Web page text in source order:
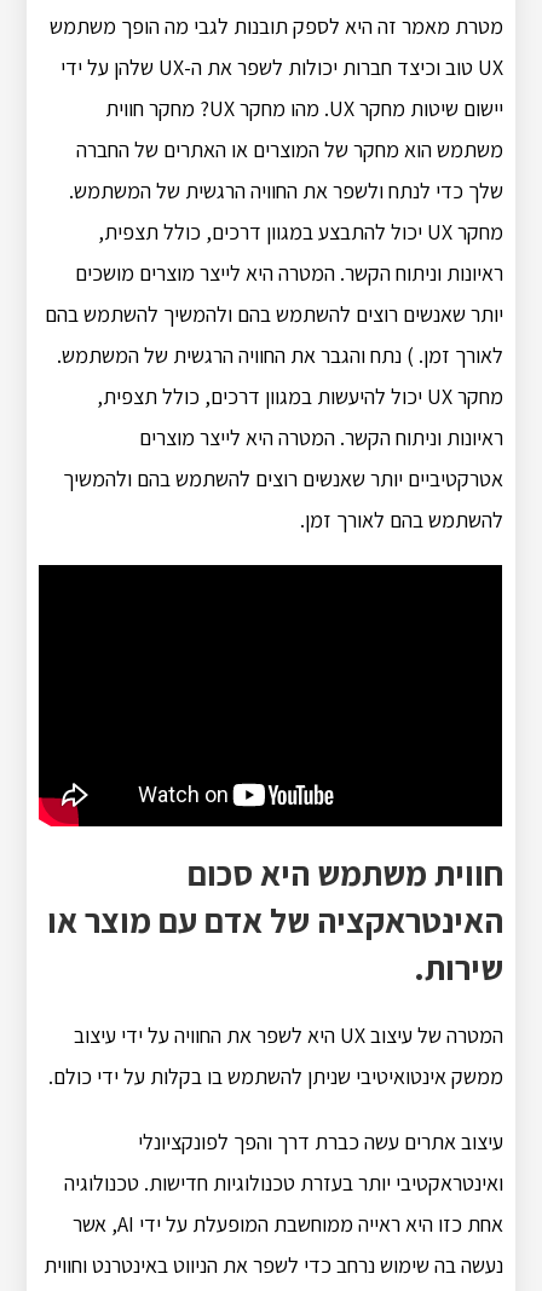
מטרת מאמר זה היא לספק תובנות לגבי מה הופך משתמש
UX טוב וכיצד חברות יכולות לשפר את ה-UX שלהן על ידי
יישום שיטות מחקר UX. מהו מחקר UX? מחקר חווית
משתמש הוא מחקר של המוצרים או האתרים של החברה
שלך כדי לנתח ולשפר את החוויה הרגשית של המשתמש.
מחקר UX יכול להתבצע במגוון דרכים, כולל תצפית,
ראיונות וניתוח הקשר. המטרה היא לייצר מוצרים מושכים
יותר שאנשים רוצים להשתמש בהם ולהמשיך להשתמש בהם
לאורך זמן. ) נתח והגבר את החוויה הרגשית של המשתמש.
מחקר UX יכול להיעשות במגוון דרכים, כולל תצפית,
ראיונות וניתוח הקשר. המטרה היא לייצר מוצרים
אטרקטיביים יותר שאנשים רוצים להשתמש בהם ולהמשיך
להשתמש בהם לאורך זמן.
חווית משתמש היא סכום
האינטראקציה של אדם עם מוצר או
שירות.
המטרה של עיצוב UX היא לשפר את החוויה על ידי עיצוב
ממשק אינטואיטיבי שניתן להשתמש בו בקלות על ידי כולם.
עיצוב אתרים עשה כברת דרך והפך לפונקציונלי
ואינטראקטיבי יותר בעזרת טכנולוגיות חדישות. טכנולוגיה
אחת כזו היא ראייה ממוחשבת המופעלת על ידי AI, אשר
נעשה בה שימוש נרחב כדי לשפר את הניווט באינטרנט וחווית